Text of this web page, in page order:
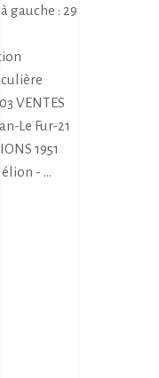
gauche : 29
VENTES
Le Fur-21
1951
-